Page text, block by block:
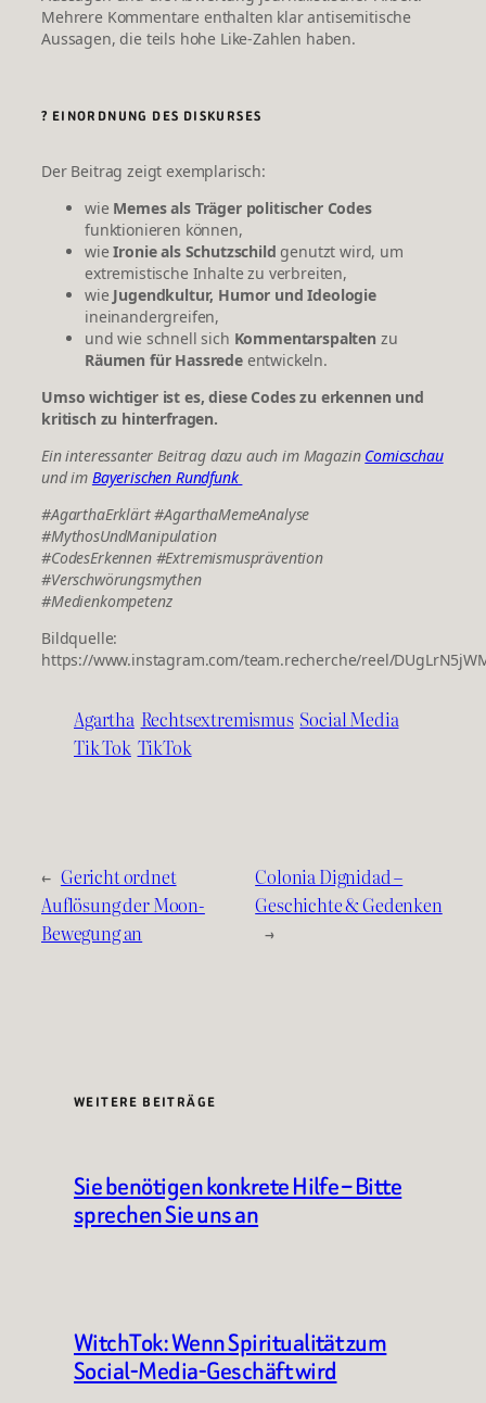
Mehrere Kommentare enthalten klar antisemitische
Aussagen, die teils hohe Like-Zahlen haben.
? EINORDNUNG DES DISKURSES
Der Beitrag zeigt exemplarisch:
wie Memes als Träger politischer Codes
funktionieren können,
wie Ironie als Schutzschild genutzt wird, um
extremistische Inhalte zu verbreiten,
wie Jugendkultur, Humor und Ideologie
ineinandergreifen,
und wie schnell sich Kommentarspalten
Räumen für Hassrede entwickeln.
Umso wichtiger ist es, diese Codes zu erkennen und
kritisch zu hinterfragen.
Ein interessanter Beitrag dazu auch im Magazin Comicschau
und im Bayerischen Rundfunk
#AgarthaErklärt #AgarthaMemeAnalyse
#MythosUndManipulation
#CodesErkennen #Extremismusprävention
#Verschwörungsmythen
#Medienkompetenz
Bildquelle:
https://www.instagram.com/team.recherche/reel/
Agartha Rechtsextremismus Social Media
Tik Tok TikTok
← Gericht ordnet
Auflösung der Moon-
Bewegung an
Colonia Dignidad –
Geschichte & Gedenken
→
WEITERE BEITRÄGE
Sie benötigen konkrete Hilfe – Bitte
sprechen Sie uns an
WitchTok: Wenn Spiritualität zum
Social-Media-Geschäft wird